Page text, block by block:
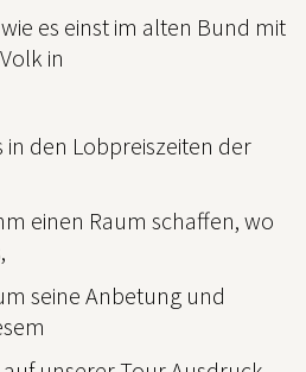
es einst im alten Bund mit
in
in den Lobpreiszeiten der
einen Raum schaffen, wo
seine Anbetung und